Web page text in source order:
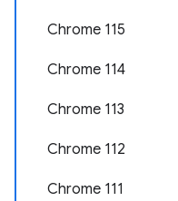
Chrome 115
Chrome 114
Chrome 113
Chrome 112
Chrome 111